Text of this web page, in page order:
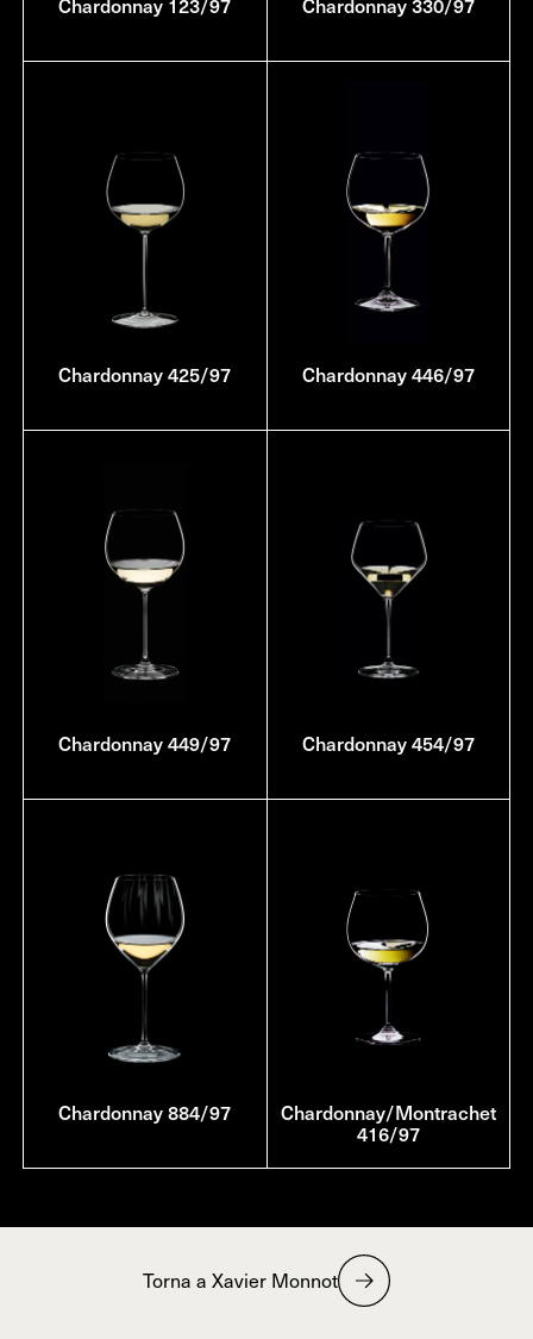
Chardonnay 425/97 Chardonnay 446/97
Chardonnay 449/97 Chardonnay 454/97
Chardonnay 884/97 Chardonnay/Montrachet
416/97
Torna a Xavier Monnot